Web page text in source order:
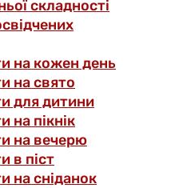
складності
на кожен день
на свято
для дитини
на пікнік
на вечерю
в піст
на сніданок